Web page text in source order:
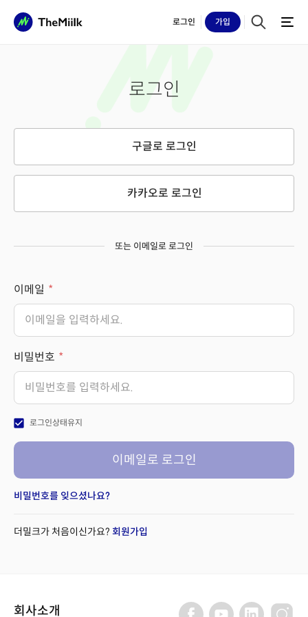
로그인 가입
로그인
구글로 로그인
카카오로 로그인
또는 이메일로 로그인
이메일
비밀번호
check_box 로그인상태유지
이메일로 로그인
비밀번호를 잊으셨나요?
더밀크가 처음이신가요? 회원가입
회사소개